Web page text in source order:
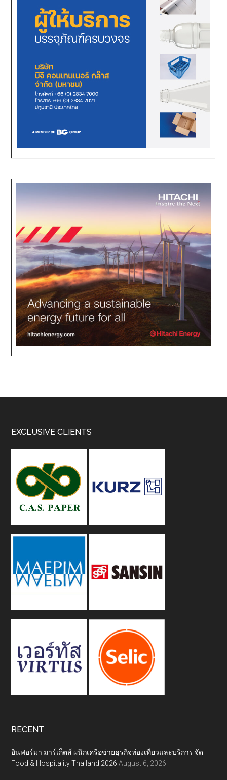
Footer
EXCLUSIVE CLIENTS
RECENT
อินฟอร์มา มาร์เก็ตส์ ผนึกเครือข่ายธุรกิจท่องเที่ยวและบริการ จัด
Food & Hospitality Thailand 2026 August 6, 2026